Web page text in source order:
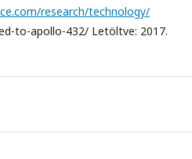
research/technology/
to-apollo-432/ Letöltve: 2017.